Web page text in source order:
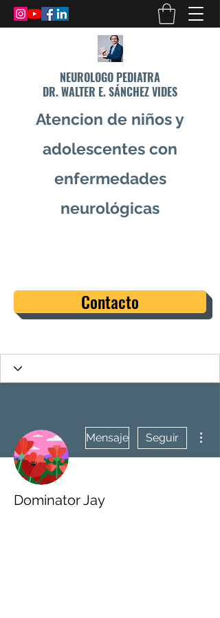
NEUROLOGO PEDIATRA
DR. WALTER E. SÁNCHEZ VIDES
Atencion de niños y
adolescentes con
enfermedades
neurológicas
Contacto
Mensaje Seguir
Dominator Jay